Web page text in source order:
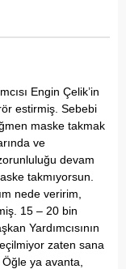
Engin Çelik’in
estirmiş. Sebebi
maske takmak
ve
devam
takmıyorsun.
nede veririm,
15 – 20 bin
Yardımcısının
zaten sana
ya avanta,